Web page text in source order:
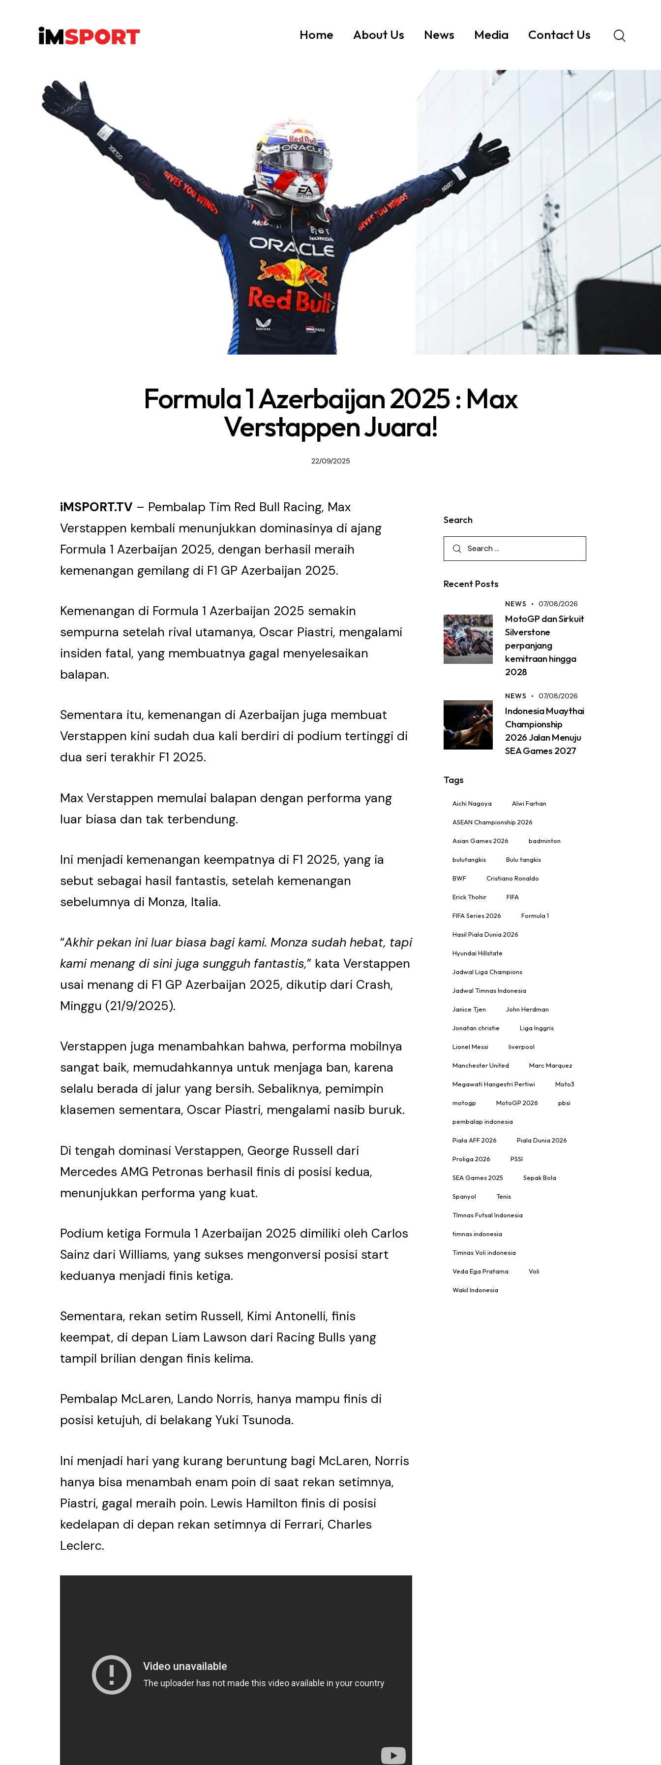
Home About Us News Media Contact Us
Formula 1 Azerbaijan 2025 : Max
Verstappen Juara!
22/09/2025
iMSPORT.TV – Pembalap Tim Red Bull Racing, Max
Verstappen kembali menunjukkan dominasinya di ajang
Formula 1 Azerbaijan 2025, dengan berhasil meraih
kemenangan gemilang di F1 GP Azerbaijan 2025.
Kemenangan di Formula 1 Azerbaijan 2025 semakin
sempurna setelah rival utamanya, Oscar Piastri, mengalami
insiden fatal, yang membuatnya gagal menyelesaikan
balapan.
Sementara itu, kemenangan di Azerbaijan juga membuat
Verstappen kini sudah dua kali berdiri di podium tertinggi di
dua seri terakhir F1 2025.
Max Verstappen memulai balapan dengan performa yang
luar biasa dan tak terbendung.
Ini menjadi kemenangan keempatnya di F1 2025, yang ia
sebut sebagai hasil fantastis, setelah kemenangan
sebelumnya di Monza, Italia.
“Akhir pekan ini luar biasa bagi kami. Monza sudah hebat, tapi
kami menang di sini juga sungguh fantastis,” kata Verstappen
usai menang di F1 GP Azerbaijan 2025, dikutip dari Crash,
Minggu (21/9/2025).
Verstappen juga menambahkan bahwa, performa mobilnya
sangat baik, memudahkannya untuk menjaga ban, karena
selalu berada di jalur yang bersih. Sebaliknya, pemimpin
klasemen sementara, Oscar Piastri, mengalami nasib buruk.
Di tengah dominasi Verstappen, George Russell dari
Mercedes AMG Petronas berhasil finis di posisi kedua,
menunjukkan performa yang kuat.
Podium ketiga Formula 1 Azerbaijan 2025 dimiliki oleh Carlos
Sainz dari Williams, yang sukses mengonversi posisi start
keduanya menjadi finis ketiga.
Sementara, rekan setim Russell, Kimi Antonelli, finis
keempat, di depan Liam Lawson dari Racing Bulls yang
tampil brilian dengan finis kelima.
Pembalap McLaren, Lando Norris, hanya mampu finis di
posisi ketujuh, di belakang Yuki Tsunoda.
Ini menjadi hari yang kurang beruntung bagi McLaren, Norris
hanya bisa menambah enam poin di saat rekan setimnya,
Piastri, gagal meraih poin. Lewis Hamilton finis di posisi
kedelapan di depan rekan setimnya di Ferrari, Charles
Leclerc.
Search
Recent Posts
NEWS 07/08/2026
MotoGP dan Sirkuit
Silverstone
perpanjang
kemitraan hingga
2028
NEWS 07/08/2026
Indonesia Muaythai
Championship
2026 Jalan Menuju
SEA Games 2027
Tags
Aichi Nagoya Alwi Farhan
ASEAN Championship 2026
Asian Games 2026 badminton
bulutangkis Bulu tangkis
BWF Cristiano Ronaldo
Erick Thohir FIFA
FIFA Series 2026 Formula 1
Hasil Piala Dunia 2026
Hyundai Hillstate
Jadwal Liga Champions
Jadwal Timnas Indonesia
Janice Tjen John Herdman
Jonatan christie Liga Inggris
Lionel Messi liverpool
Manchester United Marc Marquez
Megawati Hangestri Pertiwi Moto3
motogp MotoGP 2026 pbsi
pembalap indonesia
Piala AFF 2026 Piala Dunia 2026
Proliga 2026 PSSI
SEA Games 2025 Sepak Bola
Spanyol Tenis
TImnas Futsal Indonesia
timnas indonesia
Timnas Voli indonesia
Veda Ega Pratama Voli
Wakil Indonesia